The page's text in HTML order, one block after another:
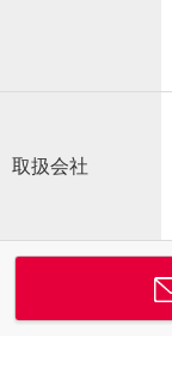
取扱会社